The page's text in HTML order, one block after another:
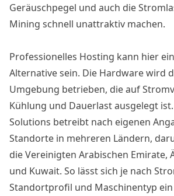
Geräuschpegel und auch die
Mining schnell unattraktiv machen.
Professionelles Hosting kann hier
Alternative sein. Die Hardware wird
Umgebung betrieben, die auf
Kühlung und Dauerlast ausgelegt
Solutions betreibt nach eigenen
Standorte in mehreren Ländern,
die Vereinigten Arabischen Emirate,
und Kuwait. So lässt sich je nach
Standortprofil und Maschinentyp ein